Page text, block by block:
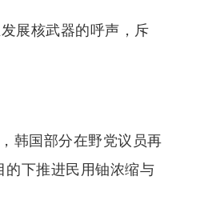
展核武器的呼声，斥
韩国部分在野党议员再
的下推进民用铀浓缩与